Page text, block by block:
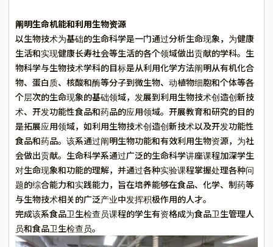
阐明生命机能和利用生物资源
以生物技术为基础的生命科学是一门通过分析生命现象，为健康
生活和实现健康长寿社会等生活的各个领域做出贡献的学科。生
物科学与生物技术学科的目标是从利用化学方法阐明从有机化合
物、蛋白质、核酸和酶等分子到微生物、动植物细胞和个体等各
个层次的生命现象的基础领域，发展到利用生物技术创造创新技
术、开发功能性食品和药品的应用领域。开展教育和研究的目的
是拓展应用领域，如利用生物技术创造创新技术以及开发功能性
食品和药品。该系通过阐明生物功能和有效利用生物资源，为社
会做出贡献。生命科学系通过广泛的生命科学讲座课程加深学生
对生命现象和功能的理解，并通过各种实验课程掌握处理各种问
题的综合能力和实践能力，旨在培养能够在食品、化学、制药等
与生物技术相关的广泛产业中发挥积极作用的人才。
完成该系食品卫生检查员课程的学生有资格成为食品卫生管理人
员和食品卫生检查员。